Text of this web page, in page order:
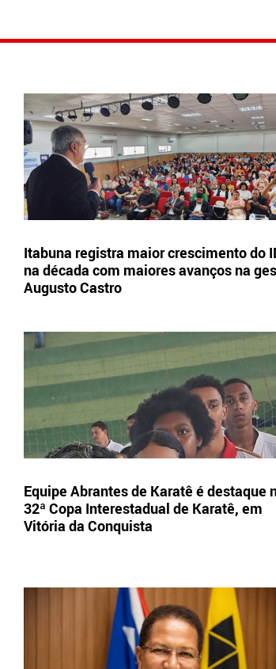
Itabuna registra maior crescimento do
na década com maiores avanços na
Augusto Castro
Equipe Abrantes de Karatê é destaque
32ª Copa Interestadual de Karatê, em
Vitória da Conquista